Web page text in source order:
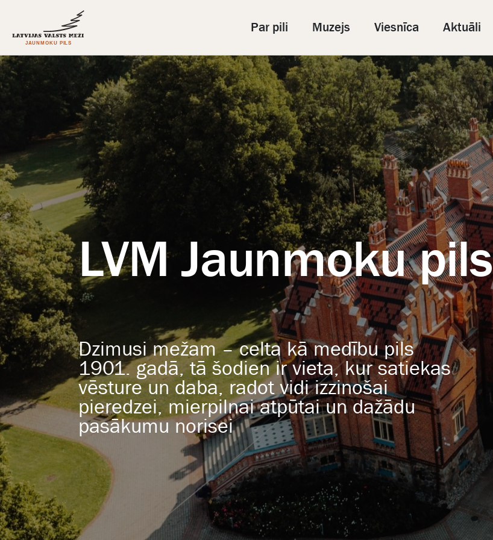
Par pili Muzejs Viesnīca Aktuāli
LVM Jaunmoku pils
Dzimusi mežam – celta kā medību pils
1901. gadā, tā šodien ir vieta, kur satiekas
vēsture un daba, radot vidi izzinošai
pieredzei, mierpilnai atpūtai un dažādu
pasākumu norisei